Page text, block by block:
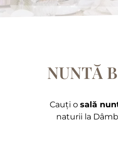
NUNTĂ
Cauți o sală
naturii la